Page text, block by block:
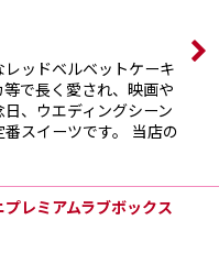
ッドベルベットケーキ
で長く愛され、映画や
、ウエディングシーン
スイーツです。 当店の
プレミアムラブボックス